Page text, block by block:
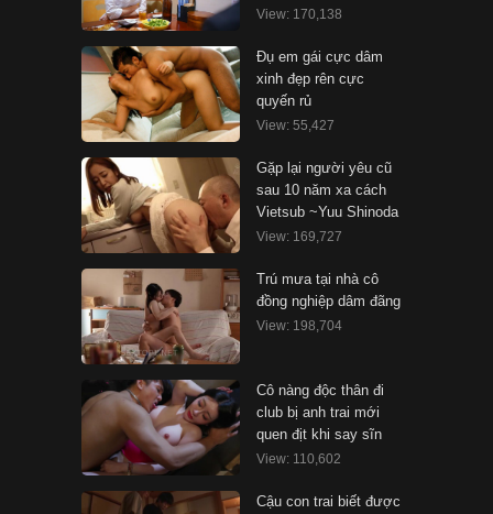
View: 170,138
Đụ em gái cực dâm
xinh đẹp rên cực
quyến rủ
View: 55,427
Gặp lại người yêu cũ
sau 10 năm xa cách
Vietsub ~Yuu Shinoda
View: 169,727
Trú mưa tại nhà cô
đồng nghiệp dâm đãng
View: 198,704
Cô nàng độc thân đi
club bị anh trai mới
quen địt khi say sĩn
View: 110,602
Cậu con trai biết được